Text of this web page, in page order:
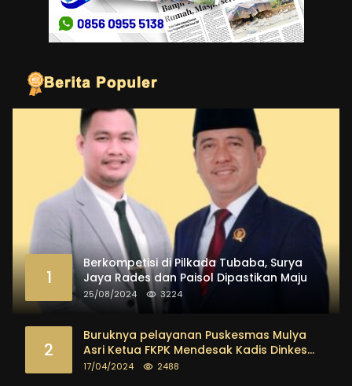
1
Berkompetisi di Pilkada Tubaba, Surya
Jaya Rades dan Paisol Dipastikan Maju
25/08/2024 3224
2
Buruknya pelayanan Puskesmas Mulya
Asri Ketua FKPK Mendesak Kadis Dinkes
Tubaba Ambil Tindakan Tegas
17/04/2024 2488